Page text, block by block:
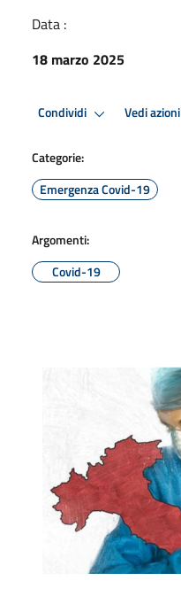
Data :
18 marzo 2025
Condividi Vedi azioni
Categorie:
Emergenza Covid-19
Argomenti:
Covid-19